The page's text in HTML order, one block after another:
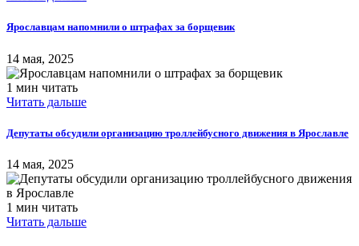
Ярославцам напомнили о штрафах за борщевик
14 мая, 2025
1 мин читать
Читать дальше
Депутаты обсудили организацию троллейбусного движения в Ярославле
14 мая, 2025
1 мин читать
Читать дальше